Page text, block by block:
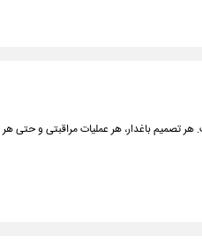
تصمیم باغدار، هر عملیات مراقبتی و حتی هر